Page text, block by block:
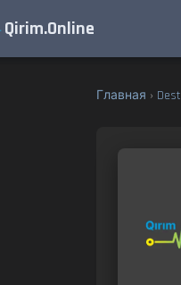
Qirim.Online
Главная ›